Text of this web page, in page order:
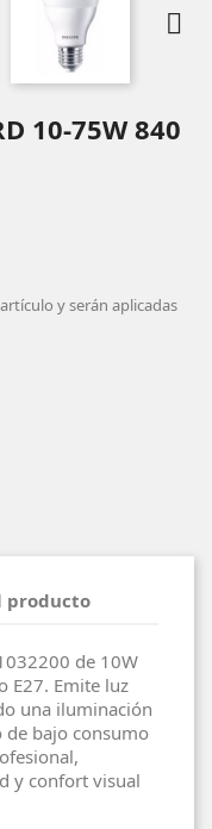

10-75W 840
y serán aplicadas
producto
de 10W
E27. Emite luz
una iluminación
de bajo consumo
y confort visual